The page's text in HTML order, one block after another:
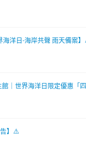
洋日-海岸共聲 雨天備案
｜世界海洋日限定優惠「
】⚠️